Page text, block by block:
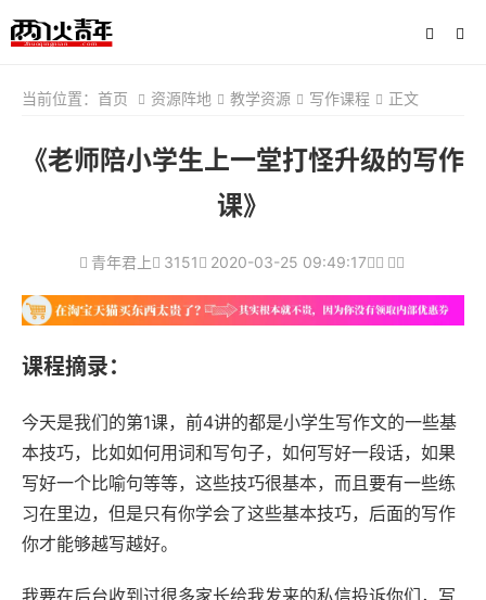
当前位置： 首页 资源阵地 教学资源 写作课程 正文
《老师陪小学生上一堂打怪升级的写作
课》
青年君上 3151 2020-03-25 09:49:17
课程摘录：
今天是我们的第1课，前4讲的都是小学生写作文的一些基
本技巧，比如如何用词和写句子，如何写好一段话，如果
写好一个比喻句等等，这些技巧很基本，而且要有一些练
习在里边，但是只有你学会了这些基本技巧，后面的写作
你才能够越写越好。